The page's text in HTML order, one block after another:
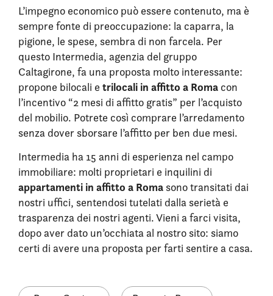
L’impegno economico può essere contenuto, ma è
sempre fonte di preoccupazione: la caparra, la
pigione, le spese, sembra di non farcela. Per
questo Intermedia, agenzia del gruppo
Caltagirone, fa una proposta molto interessante:
propone bilocali e trilocali in affitto a Roma con
l’incentivo “2 mesi di affitto gratis” per l’acquisto
del mobilio. Potrete così comprare l’arredamento
senza dover sborsare l’affitto per ben due mesi.
Intermedia ha 15 anni di esperienza nel campo
immobiliare: molti proprietari e inquilini di
appartamenti in affitto a Romasono transitati dai
nostri uffici, sentendosi tutelati dalla serietà e
trasparenza dei nostri agenti. Vieni a farci visita,
dopo aver dato un’occhiata al nostro sito: siamo
certi di avere una proposta per farti sentire a casa.